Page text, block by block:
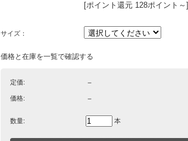
[ポイント還元 128ポイント～]
サイズ：
価格と在庫を一覧で確認する
定価: －
価格: －
数量: 本